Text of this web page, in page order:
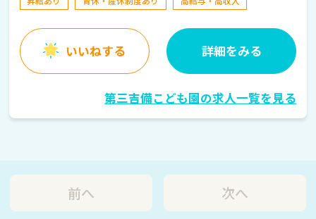
いいねする 詳細をみる
第三吉備こども園の求人一覧を見る
前へ 次へ